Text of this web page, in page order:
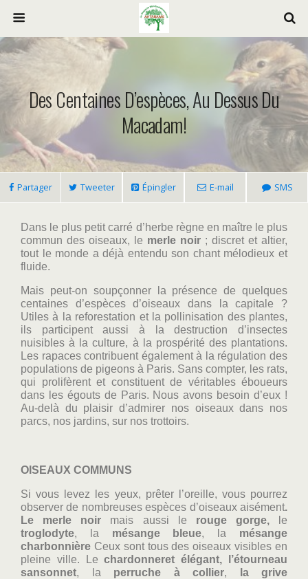
Des Centaines D’espèces, Au Dessus Du
Macadam!
Partager Tweeter Épingler E-mail SMS
Dans le plus petit carré d’herbe règne en maître le plus
commun des oiseaux, le merle noir ; discret et altier,
tout le monde a déjà entendu son chant mélodieux et
fluide.
Mais peut-on soupçonner la présence de quelques
centaines d’espèces d’oiseaux dans la capitale ?
Utiles à la reforestation et la pollinisation des plantes,
ils participent aussi à la destruction d’insectes
nuisibles à la culture, à la prospérité des plantations.
Les rapaces contribuent également à la régulation des
populations de pigeons à Paris. Sans compter, les rats,
qui prolifèrent et constituent de véritables éboueurs
dans les égouts de Paris. Nous avons besoin d’eux !
Au-delà du plaisir d’admirer nos oiseaux dans nos
parcs, nos jardins, sur nos trottoirs.
OISEAUX COMMUNS
Si vous levez les yeux, prêter l’oreille, vous pourrez
observer de nombreuses espèces d’oiseaux aisément.
Le merle noir mais aussi le rouge gorge,le
troglodyte, la mésange bleue, la mésange
charbonnière Ceux sont tous des oiseaux visibles en
pleine ville. Lechardonneret élégant,
l’étourneau
sansonnet, la perruche à collier,
la grive